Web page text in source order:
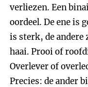
verliezen. Een
oordeel. De ene is
is sterk, de andere
haai. Prooi of
Overlever of
Precies: de ander